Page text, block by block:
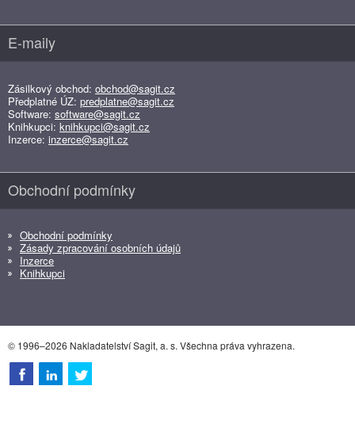
E-maily
Zásilkový obchod: obchod@sagit.cz
Předplatné ÚZ: predplatne@sagit.cz
Software: software@sagit.cz
Knihkupci: knihkupci@sagit.cz
Inzerce: inzerce@sagit.cz
Obchodní podmínky
Obchodní podmínky
Zásady zpracování osobních údajů
Inzerce
Knihkupci
© 1996–2026 Nakladatelství Sagit, a. s. Všechna práva vyhrazena.